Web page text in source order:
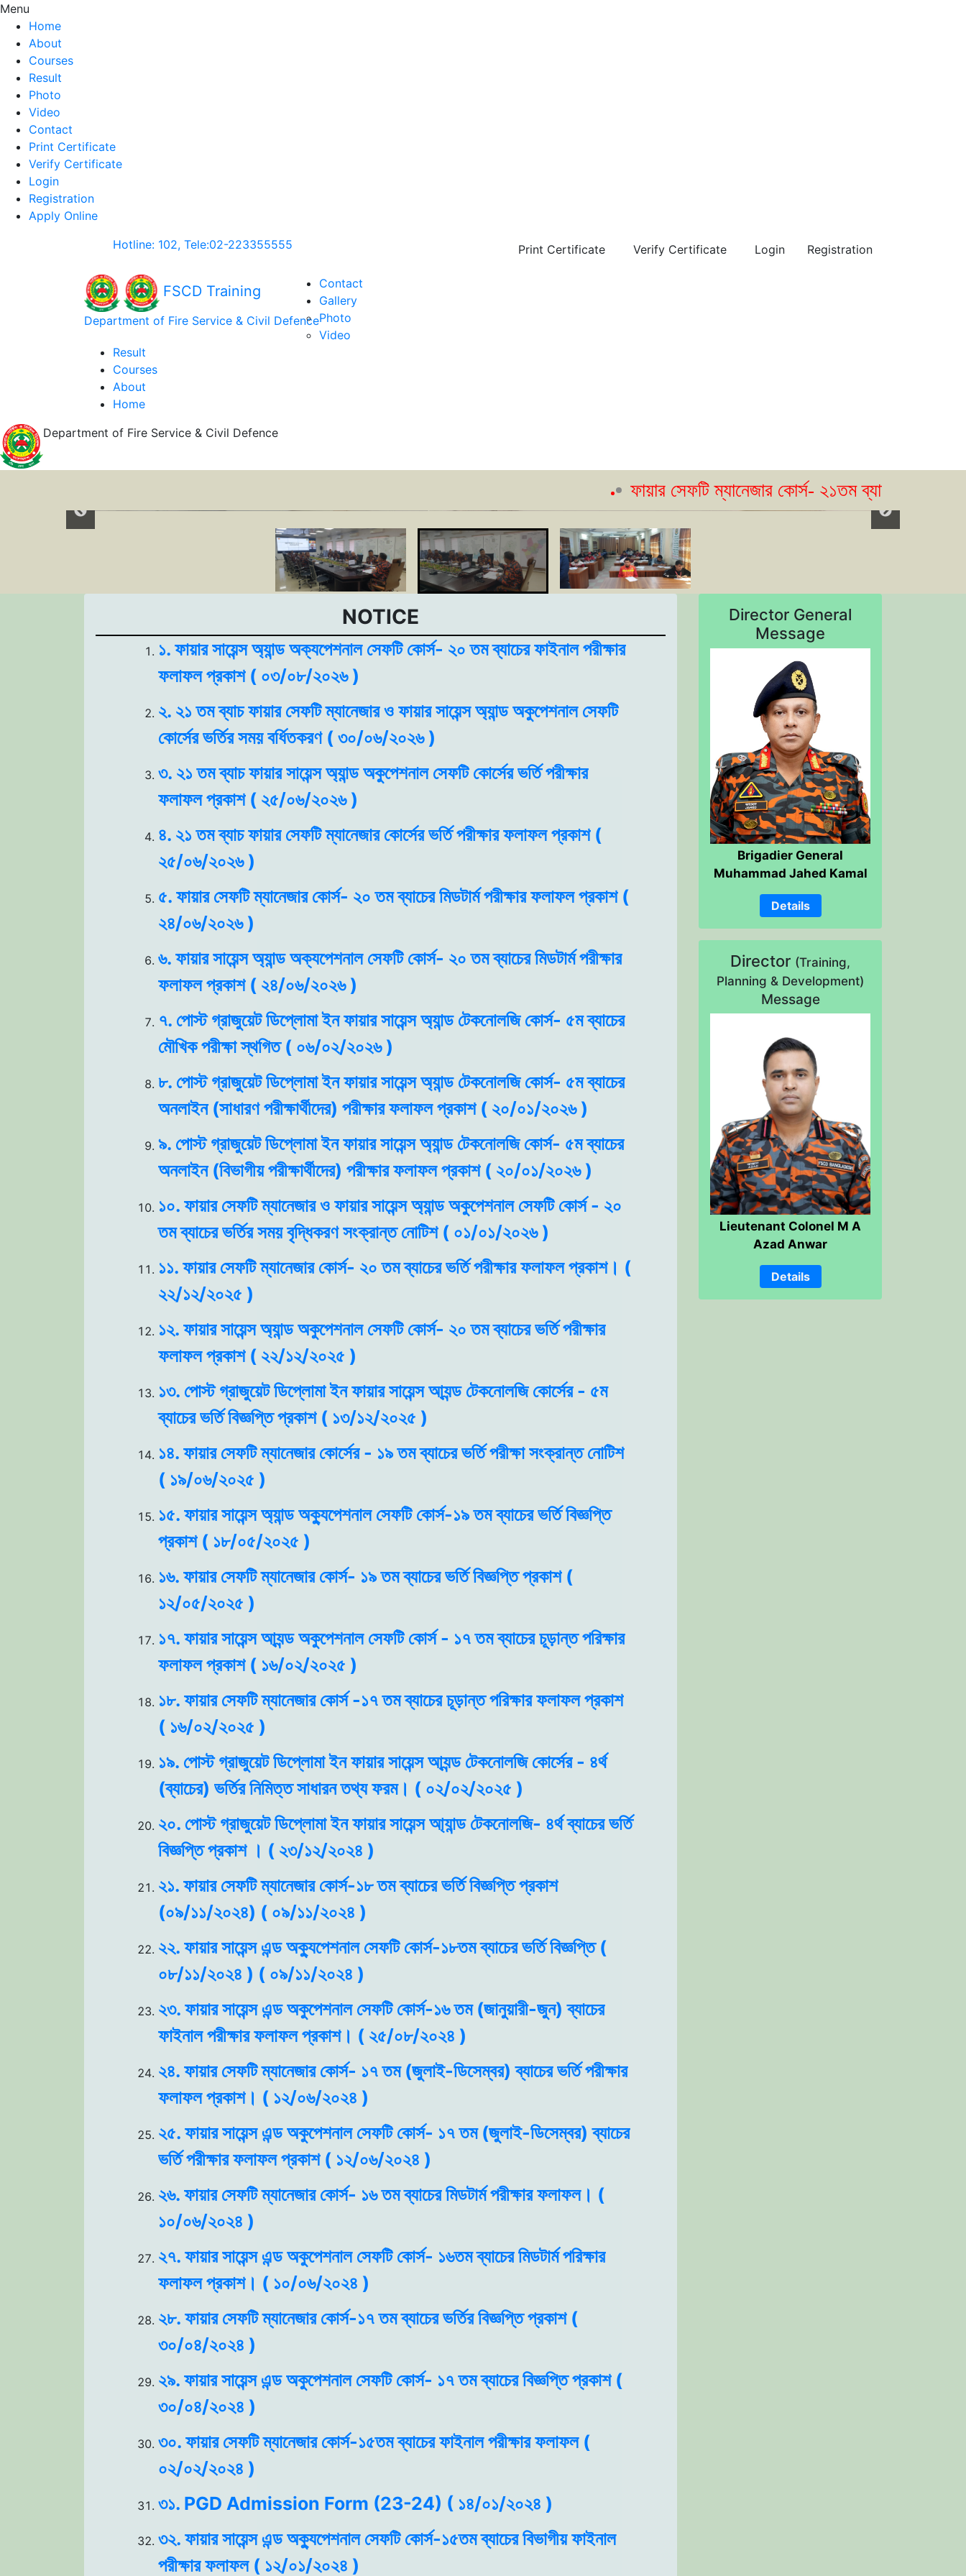
Menu
Home
About
Courses
Result
Photo
Video
Contact
Print Certificate
Verify Certificate
Login
Registration
Apply Online
Hotline: 102, Tele:02-223355555
Print Certificate Verify Certificate Login Registration
FSCD Training
Department of Fire Service & Civil Defence
Contact
Gallery
Photo
Video
Result
Courses
About
Home
Department of Fire Service & Civil Defence
ফায়ার সেফটি ম্যানেজার কোর্স- ২১তম ব্যাচের ভর্তি
NOTICE
১. ফায়ার সায়েন্স অ্যান্ড অক্যপেশনাল সেফটি কোর্স- ২০ তম ব্যাচের ফাইনাল পরীক্ষার
ফলাফল প্রকাশ ( ০৩/০৮/২০২৬ )
২. ২১ তম ব্যাচ ফায়ার সেফটি ম্যানেজার ও ফায়ার সায়েন্স অ্যান্ড অকুপেশনাল সেফটি
কোর্সের ভর্তির সময় বর্ধিতকরণ ( ৩০/০৬/২০২৬ )
৩. ২১ তম ব্যাচ ফায়ার সায়েন্স অ্যান্ড অকুপেশনাল সেফটি কোর্সের ভর্তি পরীক্ষার
ফলাফল প্রকাশ ( ২৫/০৬/২০২৬ )
৪. ২১ তম ব্যাচ ফায়ার সেফটি ম্যানেজার কোর্সের ভর্তি পরীক্ষার ফলাফল প্রকাশ (
২৫/০৬/২০২৬ )
৫. ফায়ার সেফটি ম্যানেজার কোর্স- ২০ তম ব্যাচের মিডটার্ম পরীক্ষার ফলাফল প্রকাশ (
২৪/০৬/২০২৬ )
৬. ফায়ার সায়েন্স অ্যান্ড অক্যপেশনাল সেফটি কোর্স- ২০ তম ব্যাচের মিডটার্ম পরীক্ষার
ফলাফল প্রকাশ ( ২৪/০৬/২০২৬ )
৭. পোস্ট গ্রাজুয়েট ডিপ্লোমা ইন ফায়ার সায়েন্স অ্যান্ড টেকনোলজি কোর্স- ৫ম ব্যাচের
মৌখিক পরীক্ষা স্থগিত ( ০৬/০২/২০২৬ )
৮. পোস্ট গ্রাজুয়েট ডিপ্লোমা ইন ফায়ার সায়েন্স অ্যান্ড টেকনোলজি কোর্স- ৫ম ব্যাচের
অনলাইন (সাধারণ পরীক্ষার্থীদের) পরীক্ষার ফলাফল প্রকাশ ( ২০/০১/২০২৬ )
৯. পোস্ট গ্রাজুয়েট ডিপ্লোমা ইন ফায়ার সায়েন্স অ্যান্ড টেকনোলজি কোর্স- ৫ম ব্যাচের
অনলাইন (বিভাগীয় পরীক্ষার্থীদের) পরীক্ষার ফলাফল প্রকাশ ( ২০/০১/২০২৬ )
১০. ফায়ার সেফটি ম্যানেজার ও ফায়ার সায়েন্স অ্যান্ড অকুপেশনাল সেফটি কোর্স - ২০
তম ব্যাচের ভর্তির সময় বৃদ্ধিকরণ সংক্রান্ত নোটিশ ( ০১/০১/২০২৬ )
১১. ফায়ার সেফটি ম্যানেজার কোর্স- ২০ তম ব্যাচের ভর্তি পরীক্ষার ফলাফল প্রকাশ। (
২২/১২/২০২৫ )
১২. ফায়ার সায়েন্স অ্যান্ড অকুপেশনাল সেফটি কোর্স- ২০ তম ব্যাচের ভর্তি পরীক্ষার
ফলাফল প্রকাশ ( ২২/১২/২০২৫ )
১৩. পোস্ট গ্রাজুয়েট ডিপ্লোমা ইন ফায়ার সায়েন্স আ্যন্ড টেকনোলজি কোর্সের - ৫ম
ব্যাচের ভর্তি বিজ্ঞপ্তি প্রকাশ ( ১৩/১২/২০২৫ )
১৪. ফায়ার সেফটি ম্যানেজার কোর্সের - ১৯ তম ব্যাচের ভর্তি পরীক্ষা সংক্রান্ত নোটিশ
( ১৯/০৬/২০২৫ )
১৫. ফায়ার সায়েন্স অ্যান্ড অক্যুপেশনাল সেফটি কোর্স-১৯ তম ব্যাচের ভর্তি বিজ্ঞপ্তি
প্রকাশ ( ১৮/০৫/২০২৫ )
১৬. ফায়ার সেফটি ম্যানেজার কোর্স- ১৯ তম ব্যাচের ভর্তি বিজ্ঞপ্তি প্রকাশ (
১২/০৫/২০২৫ )
১৭. ফায়ার সায়েন্স আ্যন্ড অকুপেশনাল সেফটি কোর্স - ১৭ তম ব্যাচের চূড়ান্ত পরিক্ষার
ফলাফল প্রকাশ ( ১৬/০২/২০২৫ )
১৮. ফায়ার সেফটি ম্যানেজার কোর্স -১৭ তম ব্যাচের চূড়ান্ত পরিক্ষার ফলাফল প্রকাশ
( ১৬/০২/২০২৫ )
১৯. পোস্ট গ্রাজুয়েট ডিপ্লোমা ইন ফায়ার সায়েন্স আ্যন্ড টেকনোলজি কোর্সের - ৪র্থ
(ব্যাচের) ভর্তির নিমিত্ত সাধারন তথ্য ফরম। ( ০২/০২/২০২৫ )
২০. পোস্ট গ্রাজুয়েট ডিপ্লোমা ইন ফায়ার সায়েন্স আ্যান্ড টেকনোলজি- ৪র্থ ব্যাচের ভর্তি
বিজ্ঞপ্তি প্রকাশ । ( ২৩/১২/২০২৪ )
২১. ফায়ার সেফটি ম্যানেজার কোর্স-১৮ তম ব্যাচের ভর্তি বিজ্ঞপ্তি প্রকাশ
(০৯/১১/২০২৪) ( ০৯/১১/২০২৪ )
২২. ফায়ার সায়েন্স এন্ড অক্যুপেশনাল সেফটি কোর্স-১৮তম ব্যাচের ভর্তি বিজ্ঞপ্তি (
০৮/১১/২০২৪ ) ( ০৯/১১/২০২৪ )
২৩. ফায়ার সায়েন্স এন্ড অকুপেশনাল সেফটি কোর্স-১৬ তম (জানুয়ারী-জুন) ব্যাচের
ফাইনাল পরীক্ষার ফলাফল প্রকাশ। ( ২৫/০৮/২০২৪ )
২৪. ফায়ার সেফটি ম্যানেজার কোর্স- ১৭ তম (জুলাই-ডিসেম্বর) ব্যাচের ভর্তি পরীক্ষার
ফলাফল প্রকাশ। ( ১২/০৬/২০২৪ )
২৫. ফায়ার সায়েন্স এন্ড অকুপেশনাল সেফটি কোর্স- ১৭ তম (জুলাই-ডিসেম্বর) ব্যাচের
ভর্তি পরীক্ষার ফলাফল প্রকাশ ( ১২/০৬/২০২৪ )
২৬. ফায়ার সেফটি ম্যানেজার কোর্স- ১৬ তম ব্যাচের মিডটার্ম পরীক্ষার ফলাফল। (
১০/০৬/২০২৪ )
২৭. ফায়ার সায়েন্স এন্ড অকুপেশনাল সেফটি কোর্স- ১৬তম ব্যাচের মিডটার্ম পরিক্ষার
ফলাফল প্রকাশ। ( ১০/০৬/২০২৪ )
২৮. ফায়ার সেফটি ম্যানেজার কোর্স-১৭ তম ব্যাচের ভর্তির বিজ্ঞপ্তি প্রকাশ (
৩০/০৪/২০২৪ )
২৯. ফায়ার সায়েন্স এন্ড অকুপেশনাল সেফটি কোর্স- ১৭ তম ব্যাচের বিজ্ঞপ্তি প্রকাশ (
৩০/০৪/২০২৪ )
৩০. ফায়ার সেফটি ম্যানেজার কোর্স-১৫তম ব্যাচের ফাইনাল পরীক্ষার ফলাফল (
০২/০২/২০২৪ )
৩১. PGD Admission Form (23-24) ( ১৪/০১/২০২৪ )
৩২. ফায়ার সায়েন্স এন্ড অক্যুপেশনাল সেফটি কোর্স-১৫তম ব্যাচের বিভাগীয় ফাইনাল
পরীক্ষার ফলাফল ( ১২/০১/২০২৪ )
Director General
Message
Brigadier General
Muhammad Jahed Kamal
Details
Director (Training,
Planning & Development)
Message
Lieutenant Colonel M A
Azad Anwar
Details